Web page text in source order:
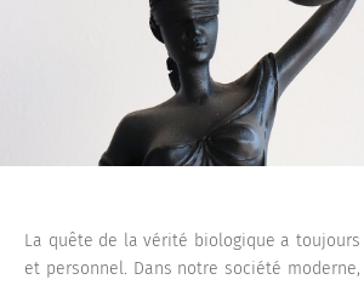
La quête de la vérité biologique a
et personnel. Dans notre société